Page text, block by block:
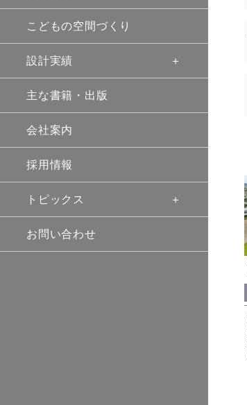
こどもの空間づくり
設計実績
主な書籍・出版
会社案内
採用情報
トピックス
お問い合わせ